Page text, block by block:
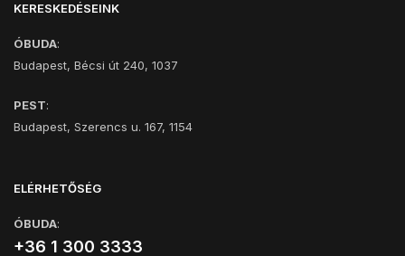
KERESKEDÉSEINK
ÓBUDA:
Budapest, Bécsi út 240, 1037
PEST:
Budapest, Szerencs u. 167, 1154
ELÉRHETŐSÉG
ÓBUDA:
+36 1 300 3333